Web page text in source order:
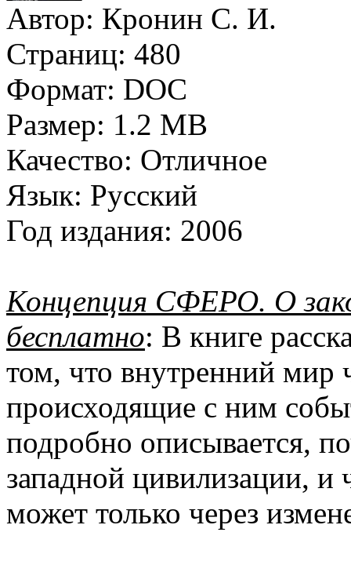
Автор: Кронин С. И.
Страниц: 480
Формат: DOC
Размер: 1.2 МВ
Качество: Отличное
Язык: Русский
Год издания: 2006
Концепция СФЕРО. О
бесплатно: В книге
том, что внутренний мир
происходящие с ним
подробно описывается,
западной цивилизации, и
может только через